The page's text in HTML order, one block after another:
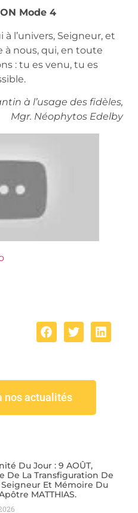
Mode 4
à l’univers, Seigneur, et
à nous, qui, en toute
: tu es venu, tu es
à l’usage des fidèles,
Mgr. Néophytos Edelby
nos actualités
Du Jour : 9 AOÛT,
De La Transfiguration De
Et Mémoire Du
MATTHIAS.